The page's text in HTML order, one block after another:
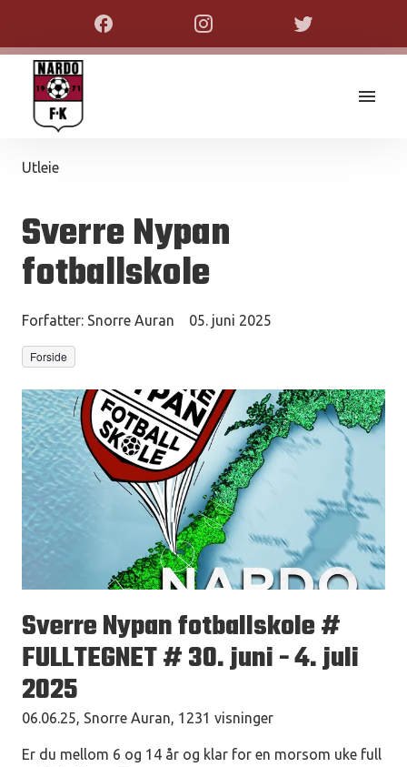
Utleie
Sverre Nypan
fotballskole
Forfatter: Snorre Auran 05. juni 2025
Forside
Sverre Nypan fotballskole #
FULLTEGNET # 30. juni - 4. juli
2025
06.06.25, Snorre Auran, 1231 visninger
Er du mellom 6 og 14 år og klar for en morsom uke full